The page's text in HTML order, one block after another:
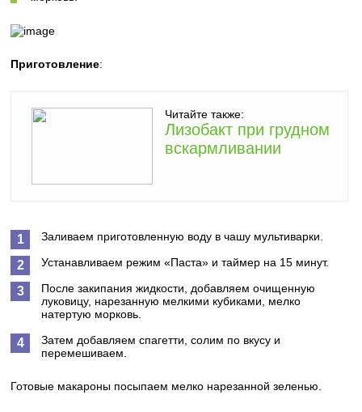
Приготовление:
Читайте также:
Лизобакт при грудном
вскармливании
Заливаем приготовленную воду в чашу мультиварки.
Устанавливаем режим «Паста» и таймер на 15 минут.
После закипания жидкости, добавляем очищенную
луковицу, нарезанную мелкими кубиками, мелко
натертую морковь.
Затем добавляем спагетти, солим по вкусу и
перемешиваем.
Готовые макароны посыпаем мелко нарезанной зеленью.